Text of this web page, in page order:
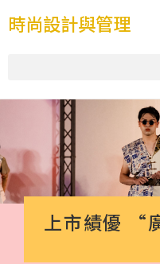
時尚設計與管理
上市績優 “